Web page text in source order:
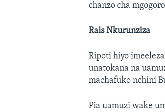
chanzo cha
Rais Nkurunziza
Ripoti hiyo
unatokana na
machafuko nchini
Pia uamuzi wake